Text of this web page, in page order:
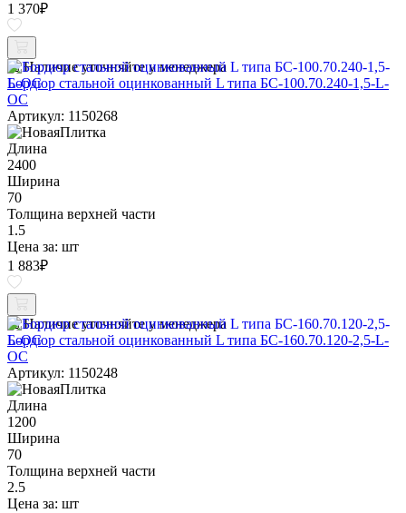
1 370₽
Наличие уточняйте у менеджера
Бордюр стальной оцинкованный L типа БС-100.70.240-1,5-L-
ОС
Артикул: 1150268
Длина
2400
Ширина
70
Толщина верхней части
1.5
Цена за: шт
1 883₽
Наличие уточняйте у менеджера
Бордюр стальной оцинкованный L типа БС-160.70.120-2,5-L-
ОС
Артикул: 1150248
Длина
1200
Ширина
70
Толщина верхней части
2.5
Цена за: шт